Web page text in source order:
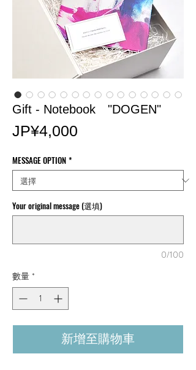
Gift - Notebook "DOGEN"
JP¥4,000
MESSAGE OPTION *
Your original message (選填)
0/100
數量 *
新增至購物車